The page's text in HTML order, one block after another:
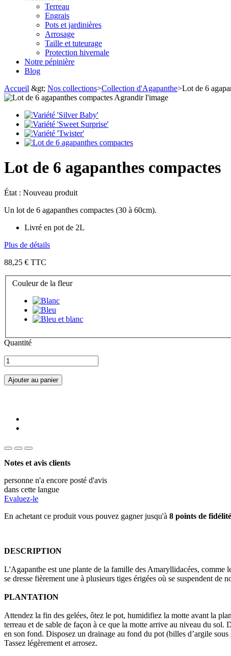
Terreau
Engrais
Pots et jardinières
Arrosage
Taille et tuteurage
Protection hivernale
Notre pépinière
Blog
Accueil &gt; Nos collections>Collection d'Agapanthe>Lot de 6
Agrandir l'image
Lot de 6 agapanthes compactes
État : Nouveau produit
Un lot de 6 agapanthes compactes (30 à 60cm).
Livré en pot de 2L
Plus de détails
88,25 € TTC
Couleur de la fleur
Quantité
Ajouter au panier
Notes et avis clients
personne n'a encore posté d'avis
dans cette langue
Evaluez-le
En achetant ce produit vous pouvez gagner jusqu'à 8 points de fidélité
DESCRIPTION
L'Agapanthe est une plante de la famille des Amaryllidacées,
se dresse fièrement une à plusieurs tiges érigées où se suspendent
PLANTATION
Attendez la fin des gelées, ôtez le pot, humidifiez la motte avant la
terreau et de sable de façon à ce que la motte arrive au niveau du sol.
en son fond. Disposez un drainage au fond du pot (billes d’argile
Tassez légèrement et arrosez.